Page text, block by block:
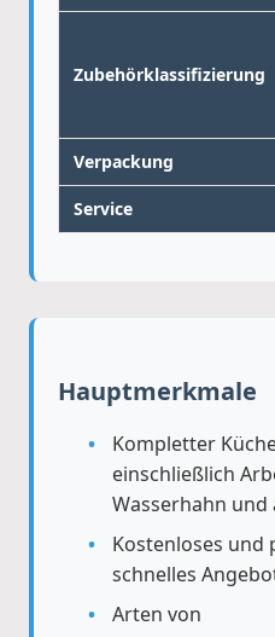
Zubehörklassifizierung
Verpackung
Service
Hauptmerkmale
Kompletter
einschließlich
Wasserhahn
Kostenloses und
schnelles
Arten von